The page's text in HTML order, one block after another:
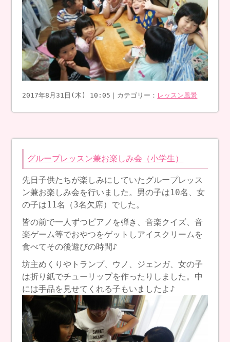
2017年8月31日(木) 10:05｜カテゴリー： レッスン風景
グループレッスン兼お楽しみ会（小学生）
先日子供たちが楽しみにしていたグループレッス
ン兼お楽しみ会を行いました。男の子は10名、女
の子は11名（3名欠席）でした。
皆の前で一人ずつピアノを弾き、音楽クイズ、音
楽ゲーム等でおやつをゲットしアイスクリームを
食べてその後遊びの時間♪
坊主めくりやトランプ、ウノ、ジェンガ、女の子
は折り紙でチューリップを作ったりしました。中
には手品を見せてくれる子もいましたよ♪​